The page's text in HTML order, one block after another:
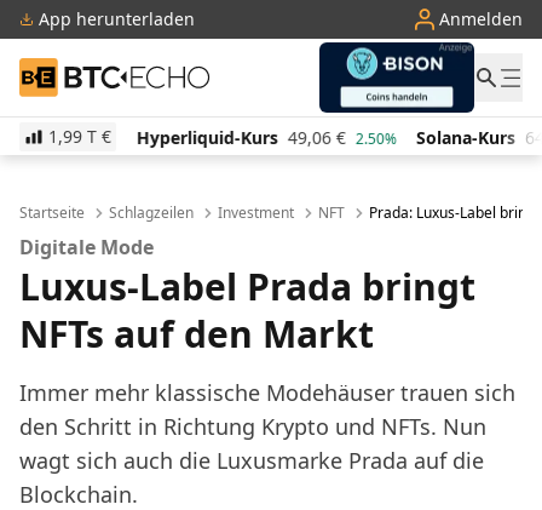
App herunterladen Anmelden
BTC-ECHO
1,99 T €
Hyperliquid-Kurs 49,06 € 2.50% Solana-Kurs 64,09 € 0.50%
Startseite Schlagzeilen Investment NFT Prada: Luxus-Label
Digitale Mode
Luxus-Label Prada bringt
NFTs auf den Markt
Immer mehr klassische Modehäuser trauen sich
den Schritt in Richtung Krypto und NFTs. Nun
wagt sich auch die Luxusmarke Prada auf die
Blockchain.